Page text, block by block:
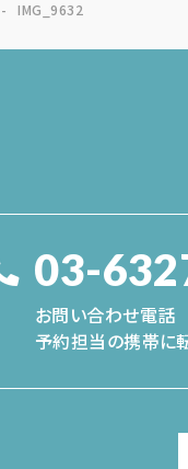
IMG_9632
03-
お問い合わせ電話
予約担当の携帯に